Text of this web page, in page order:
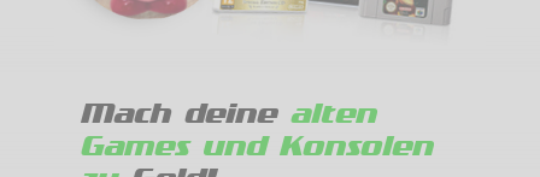
Mach deine alten
Games und Konsolen